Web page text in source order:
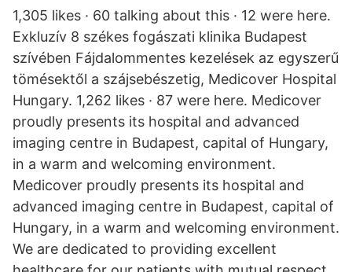
1,305 likes · 60 talking about this · 12 were here.
Exkluzív 8 székes fogászati klinika Budapest
szívében Fájdalommentes kezelések az egyszerű
tömésektől a szájsebészetig, Medicover Hospital
Hungary. 1,262 likes · 87 were here. Medicover
proudly presents its hospital and advanced
imaging centre in Budapest, capital of Hungary,
in a warm and welcoming environment.
Medicover proudly presents its hospital and
advanced imaging centre in Budapest, capital of
Hungary, in a warm and welcoming environment.
We are dedicated to providing excellent